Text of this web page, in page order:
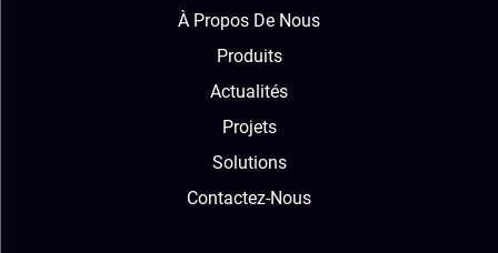
À Propos De Nous
Produits
Actualités
Projets
Solutions
Contactez-Nous